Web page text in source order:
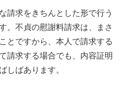
請求をきちんとした形で行う
。不貞の慰謝料請求は、まさ
とですから、本人で請求する
請求する場合でも、内容証明
しばあります。